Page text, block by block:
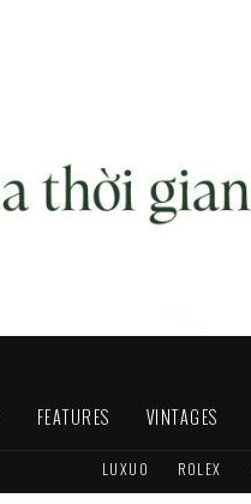
FEATURES VINTAGES
LUXUO ROLEX